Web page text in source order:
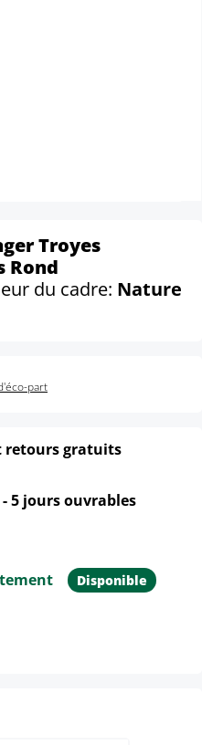
Troyes
Rond
du cadre: Nature
part
retours gratuits
5 jours ouvrables
Disponible
produit